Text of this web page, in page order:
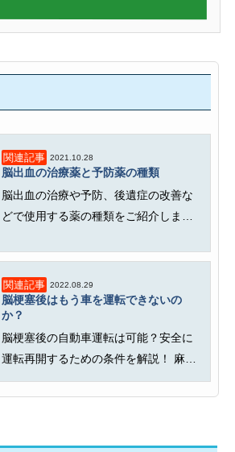
関連記事 2021.10.28
脳出血の治療薬と予防薬の種類
脳出血の治療や予防、後遺症の改善な
どで使用する薬の種類をご紹介しま
関連記事 2022.08.29
脳梗塞後はもう車を運転できないの
か？
脳梗塞後の自動車運転は可能？安全に
運転再開するための条件を解説！ 麻
痺・感覚障害・てんかんなどの後遺...